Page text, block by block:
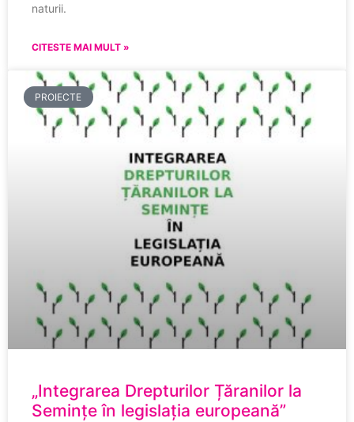
naturii.
CITESTE MAI MULT »
PROIECTE
„Integrarea Drepturilor Țăranilor la
Semințe în legislația europeană”